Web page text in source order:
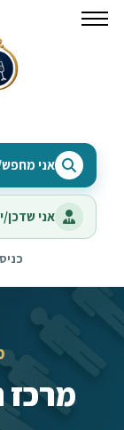
אני
אני שדכן/